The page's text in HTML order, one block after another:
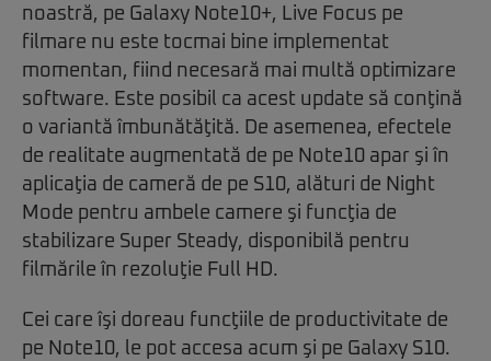
noastră, pe Galaxy Note10+, Live Focus pe
filmare nu este tocmai bine implementat
momentan, fiind necesară mai multă optimizare
software. Este posibil ca acest update să conţină
o variantă îmbunătăţită. De asemenea, efectele
de realitate augmentată de pe Note10 apar şi în
aplicaţia de cameră de pe S10, alături de Night
Mode pentru ambele camere şi funcţia de
stabilizare Super Steady, disponibilă pentru
filmările în rezoluţie Full HD.
Cei care îşi doreau funcţiile de productivitate de
pe Note10, le pot accesa acum şi pe Galaxy S10.